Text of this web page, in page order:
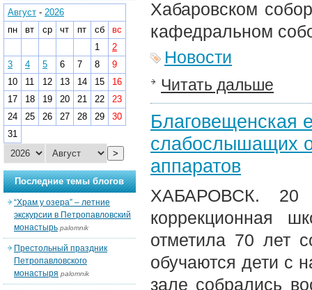
Хабаровском
кафедральном
Новости
Читать дальше
Благовещенская
слабослышащих
аппаратов
ХАБАРОВСК. 20
коррекционная
отметила 70 лет
обучаются дети с
зале собрались
Август - 2026
пн
вт ср чт пт сб
вс
1
2
3
4 5 6 7 8
9
10
11 12 13 14 15
16
17
18 19 20 21 22
23
24
25 26 27 28 29
30
31
>
Последние темы блогов
“Храм у озера” – летние
экскурсии в Петропавловский
монастырь palomnik
Престольный праздник
Петропавловского
монастыря palomnik